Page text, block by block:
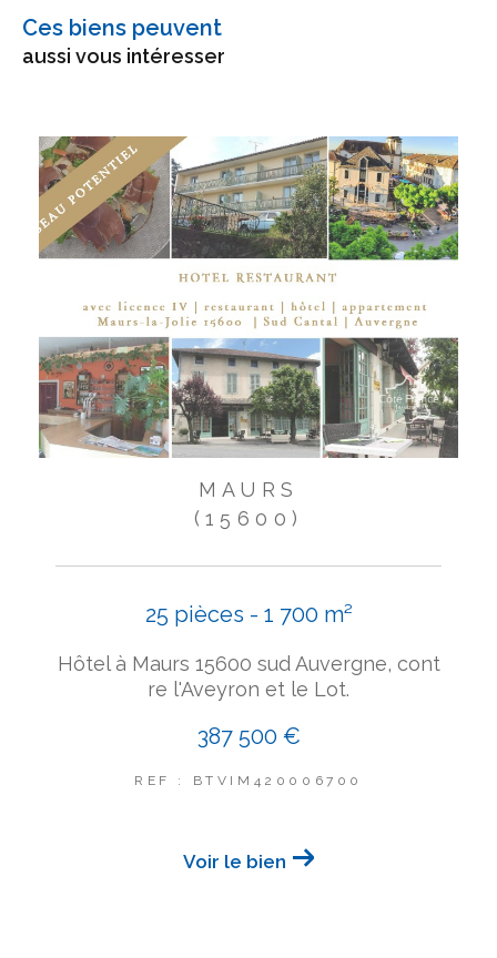
Ces biens peuvent
aussi vous intéresser
MAURS
(15600)
25 pièces - 1 700 m²
Hôtel à Maurs 15600 sud Auvergne, cont
re l'Aveyron et le Lot.
387 500 €
REF : BTVIM420006700
Voir le bien